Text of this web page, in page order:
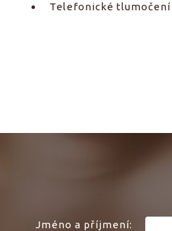
Telefonické tlumočení
Jméno a příjmení: